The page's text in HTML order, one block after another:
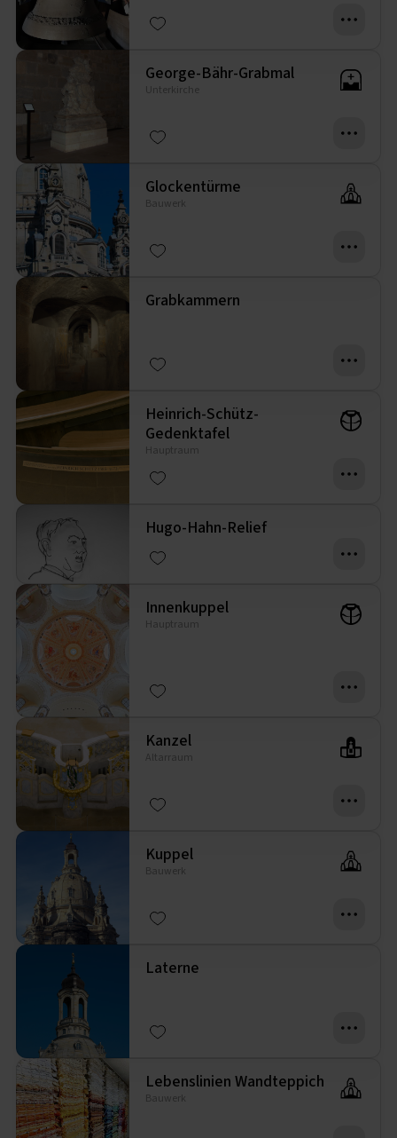
George-Bähr-Grabmal
Unterkirche
Glockentürme
Bauwerk
Grabkammern
Heinrich-Schütz-
Gedenktafel
Hauptraum
Hugo-Hahn-Relief
Innenkuppel
Hauptraum
Kanzel
Altarraum
Kuppel
Bauwerk
Laterne
Lebenslinien Wandteppich
Bauwerk